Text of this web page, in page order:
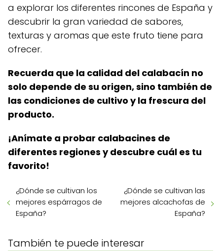
a explorar los diferentes rincones de España y
descubrir la gran variedad de sabores,
texturas y aromas que este fruto tiene para
ofrecer.
Recuerda que la calidad del calabacín no
solo depende de su origen, sino también de
las condiciones de cultivo y la frescura del
producto.
¡Anímate a probar calabacines de
diferentes regiones y descubre cuál es tu
favorito!
¿Dónde se cultivan los
mejores espárragos de
España?
¿Dónde se cultivan las
mejores alcachofas de
España?
También te puede interesar